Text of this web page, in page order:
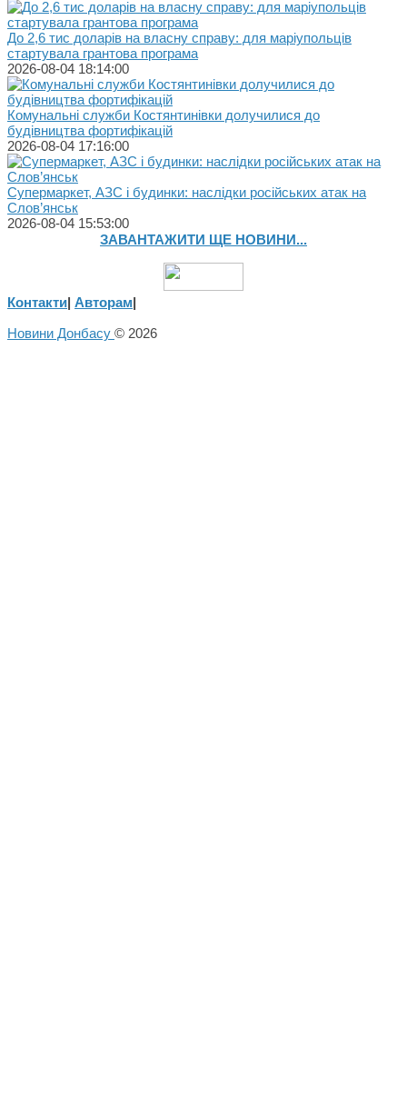
До 2,6 тис доларів на власну справу: для маріупольців
стартувала грантова програма
2026-08-04 18:14:00
Комунальні служби Костянтинівки долучилися до
будівництва фортифікацій
2026-08-04 17:16:00
Супермаркет, АЗС і будинки: наслідки російських атак на
Слов’янськ
2026-08-04 15:53:00
ЗАВАНТАЖИТИ ЩЕ НОВИНИ...
Контакти| Авторам|
Новини Донбасу © 2026